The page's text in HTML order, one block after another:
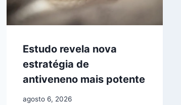
Estudo revela nova
estratégia de
antiveneno mais potente
agosto 6, 2026